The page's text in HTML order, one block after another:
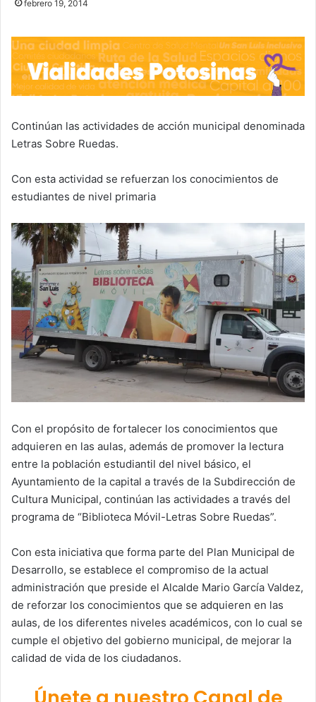
febrero 19, 2014
Continúan las actividades de acción municipal denominada
Letras Sobre Ruedas.
Con esta actividad se refuerzan los conocimientos de
estudiantes de nivel primaria
Con el propósito de fortalecer los conocimientos que
adquieren en las aulas, además de promover la lectura
entre la población estudiantil del nivel básico, el
Ayuntamiento de la capital a través de la Subdirección de
Cultura Municipal, continúan las actividades a través del
programa de “Biblioteca Móvil-Letras Sobre Ruedas”.
Con esta iniciativa que forma parte del Plan Municipal de
Desarrollo, se establece el compromiso de la actual
administración que preside el Alcalde Mario García Valdez,
de reforzar los conocimientos que se adquieren en las
aulas, de los diferentes niveles académicos, con lo cual se
cumple el objetivo del gobierno municipal, de mejorar la
calidad de vida de los ciudadanos.